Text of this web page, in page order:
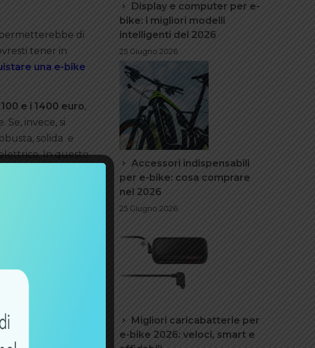
di
tener in
una e-bike
e i 1400 euro,
invece, si
solida e
In questo
base alla
i 1100 e i 1400
bordo, sellino
nella fascia
Display e computer per e-
bike: i migliori modelli
intelligenti del 2026
25 Giugno 2026
Accessori indispensabili
per e-bike: cosa comprare
nel 2026
25 Giugno 2026
Migliori caricabatterie per
e-bike 2026: veloci, smart e